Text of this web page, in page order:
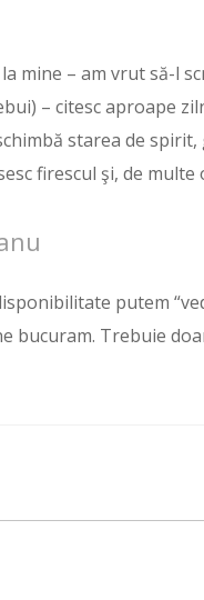
mine – am vrut să-l
– citesc aproape
starea de spirit,
firescul şi, de
putem
bucuram. Trebuie